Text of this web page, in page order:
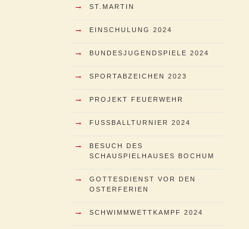
→ ST.MARTIN
→ EINSCHULUNG 2024
→ BUNDESJUGENDSPIELE 2024
→ SPORTABZEICHEN 2023
→ PROJEKT FEUERWEHR
→ FUSSBALLTURNIER 2024
→
BESUCH DES
SCHAUSPIELHAUSES BOCHUM
→
GOTTESDIENST VOR DEN
OSTERFERIEN
→ SCHWIMMWETTKAMPF 2024